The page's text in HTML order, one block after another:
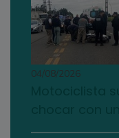
04/08/2026